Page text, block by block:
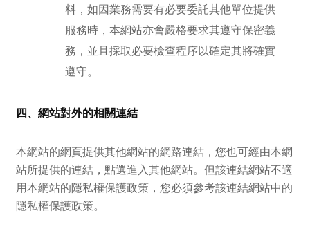
料，如因業務需要有必要委託其他單位提供
服務時，本網站亦會嚴格要求其遵守保密義
務，並且採取必要檢查程序以確定其將確實
遵守。
四、網站對外的相關連結
本網站的網頁提供其他網站的網路連結，您也可經由本網
站所提供的連結，點選進入其他網站。但該連結網站不適
用本網站的隱私權保護政策，您必須參考該連結網站中的
隱私權保護政策。